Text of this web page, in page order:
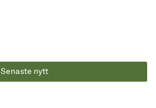
Senaste nytt